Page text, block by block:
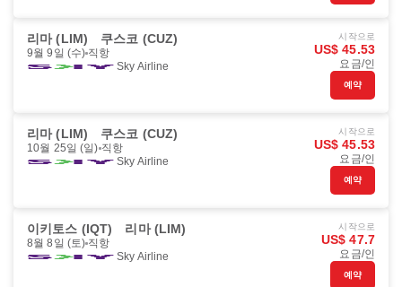
리마 (LIM) 쿠스코 (CUZ)
9월 9일 (수) 직항
Sky Airline
시작으로
US$ 45.53
요금/인
예약
리마 (LIM) 쿠스코 (CUZ)
10월 25일 (일) 직항
Sky Airline
시작으로
US$ 45.53
요금/인
예약
이키토스 (IQT) 리마 (LIM)
8월 8일 (토) 직항
Sky Airline
시작으로
US$ 47.7
요금/인
예약